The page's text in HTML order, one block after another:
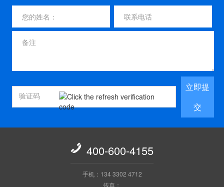
立即提
交
 400-600-4155
手机：134 3302 4712
传真：